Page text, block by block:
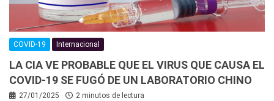
COVID-19 Internacional
LA CIA VE PROBABLE QUE EL VIRUS QUE CAUSA EL
COVID-19 SE FUGÓ DE UN LABORATORIO CHINO
27/01/2025 2 minutos de lectura